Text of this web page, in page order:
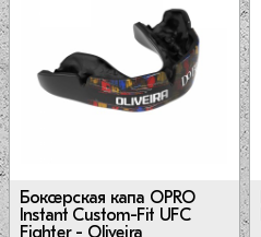
Боксерская капа OPRO
Instant Custom-Fit UFC
Fighter - Oliveira